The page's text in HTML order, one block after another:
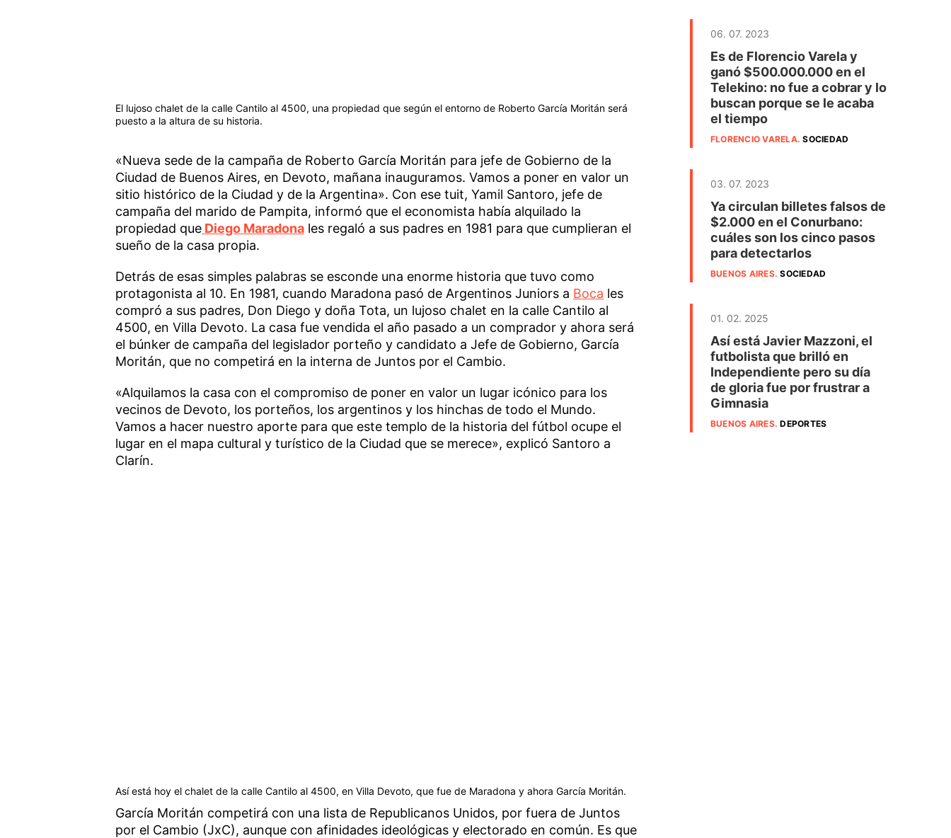
El lujoso chalet de la calle Cantilo al 4500, una propiedad que según el entorno de Roberto García Moritán será
puesto a la altura de su historia.
«Nueva sede de la campaña de Roberto García Moritán para jefe de Gobierno de la
Ciudad de Buenos Aires, en Devoto, mañana inauguramos. Vamos a poner en valor un
sitio histórico de la Ciudad y de la Argentina». Con ese tuit, Yamil Santoro, jefe de
campaña del marido de Pampita, informó que el economista había alquilado la
propiedad queDiego Maradonales regaló a sus padres en 1981 para que cumplieran el
sueño de la casa propia.
Detrás de esas simples palabras se esconde una enorme historia que tuvo como
protagonista al 10. En 1981, cuando Maradona pasó de Argentinos Juniors a Boca les
compró a sus padres, Don Diego y doña Tota, un lujoso chalet en la calle Cantilo al
4500, en Villa Devoto. La casa fue vendida el año pasado a un comprador y ahora será
el búnker de campaña del legislador porteño y candidato a Jefe de Gobierno, García
Moritán, que no competirá en la interna de Juntos por el Cambio.
«Alquilamos la casa con el compromiso de poner en valor un lugar icónico para los
vecinos de Devoto, los porteños, los argentinos y los hinchas de todo el Mundo.
Vamos a hacer nuestro aporte para que este templo de la historia del fútbol ocupe el
lugar en el mapa cultural y turístico de la Ciudad que se merece», explicó Santoro a
Clarín.
Así está hoy el chalet de la calle Cantilo al 4500, en Villa Devoto, que fue de Maradona y ahora García Moritán.
García Moritán competirá con una lista de Republicanos Unidos, por fuera de Juntos
por el Cambio (JxC), aunque con afinidades ideológicas y electorado en común. Es que
06. 07. 2023
Es de Florencio Varela y
ganó $500.000.000 en el
Telekino: no fue a cobrar y lo
buscan porque se le acaba
el tiempo
FLORENCIO VARELA.SOCIEDAD
03. 07. 2023
Ya circulan billetes falsos de
$2.000 en el Conurbano:
cuáles son los cinco pasos
para detectarlos
BUENOS AIRES.SOCIEDAD
01. 02. 2025
Así está Javier Mazzoni, el
futbolista que brilló en
Independiente pero su día
de gloria fue por frustrar a
Gimnasia
BUENOS AIRES.DEPORTES